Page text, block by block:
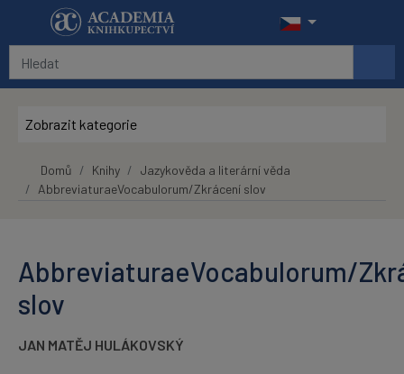
Přeskočit na hlavní obsah
Zobrazit kategorie
Domů Knihy
Jazykověda a literární věda
AbbreviaturaeVocabulorum/Zkrácení slov
AbbreviaturaeVocabulorum/
slov
JAN MATĚJ HULÁKOVSKÝ